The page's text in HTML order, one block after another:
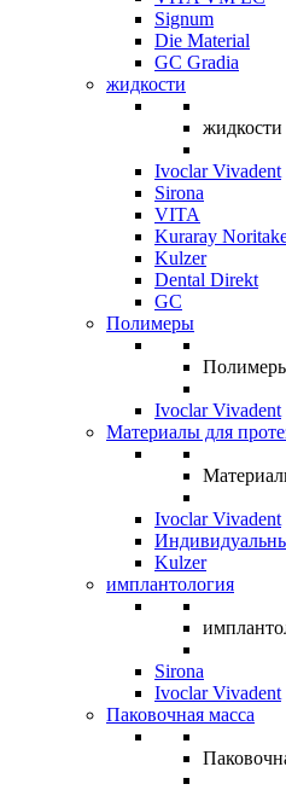
Signum
Die Material
GC Gradia
жидкости
жидкости
Ivoclar Vivadent
Sirona
VITA
Kuraray
Kulzer
Dental Direkt
GC
Полимеры
Ivoclar Vivadent
Материалы для
Ivoclar Vivadent
Kulzer
имплантология
Sirona
Ivoclar Vivadent
Паковочная масса